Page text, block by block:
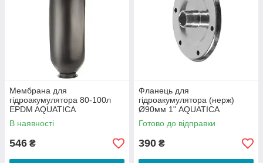
Мембрана для
гідроакумулятора 80-100л
EPDM AQUATICA
В наявності
546 ₴
Фланець для
гідроакумулятора (нерж)
Ø90мм 1" AQUATICA
Готово до відправки
390 ₴